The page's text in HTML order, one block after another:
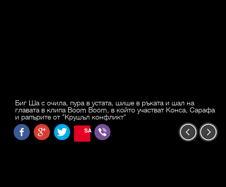
Биг Ша с очила, пура в устата, шише в ръката и шал на
главата в клипа Boom Boom, в който участват Конса, Сарафа
и рапърите от "Крушъл конфликт"
SAVE